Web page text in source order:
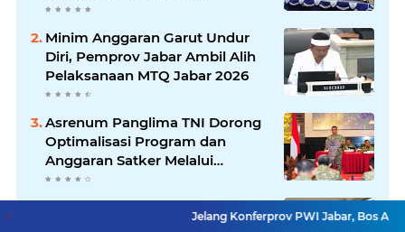
Minim Anggaran Garut Undur
Diri, Pemprov Jabar Ambil Alih
Pelaksanaan MTQ Jabar 2026
Asrenum Panglima TNI Dorong
Optimalisasi Program dan
Anggaran Satker Melalui
Evaluasi Kinerja
Kanwil HAM Jabar Kawal Proses
Hukum, Kasus Pembunuhan
Jelang Konferprov PWI Jabar, Bos Ayo Media